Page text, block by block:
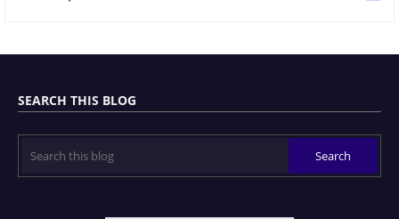
SEARCH THIS BLOG